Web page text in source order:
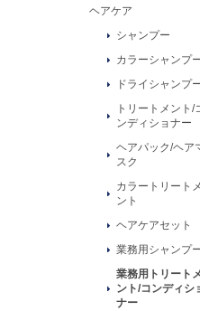
ヘアケア
シャンプー
カラーシャンプ
ドライシャンプ
トリートメント/
ンディショナー
ヘアパック/ヘア
スク
カラートリートメ
ント
ヘアケアセット
業務用シャンプ
業務用トリートメ
ント/コンディシ
ナー